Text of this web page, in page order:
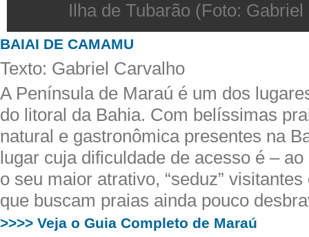
Ilha de Tubarão (Foto:
BAIAI DE CAMAMU
Texto: Gabriel Carvalho
A Península de Maraú é um dos
do litoral da Bahia. Com belíssimas
natural e gastronômica presentes na
lugar cuja dificuldade de acesso é –
o seu maior atrativo, “seduz”
que buscam praias ainda pouco
>>>> Veja o Guia Completo de Maraú